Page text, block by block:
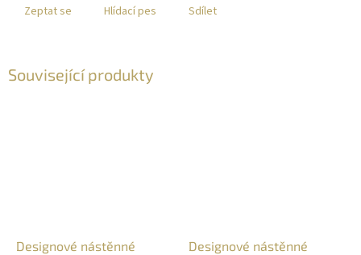
Zeptat se Hlídací pes Sdílet
Související produkty
Designové nástěnné
Designové nástěnné